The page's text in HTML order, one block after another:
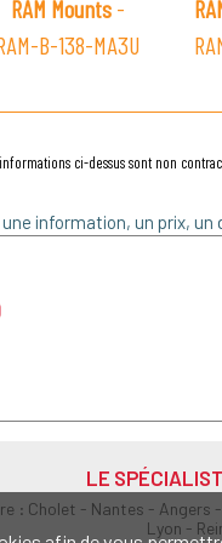
RAM Mounts-
B-138-MA3U
ci-dessus sont non
information, un prix,
LE
: Cholet - Nantes - Angers
Lyon -